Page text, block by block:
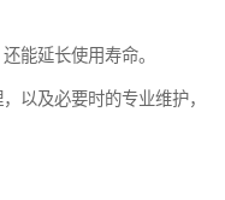
能延长使用寿命。
以及必要时的专业维护，